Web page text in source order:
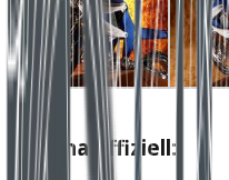
Yamaha offiziell: